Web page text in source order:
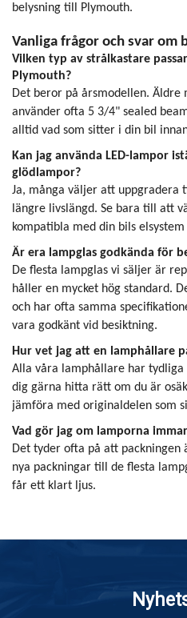
belysning till Plymouth.
Vanliga frågor och svar om
Vilken typ av strålkastare
Plymouth?
Det beror på årsmodellen.
använder ofta 5 3/4" sealed
alltid vad som sitter i din bil
Kan jag använda LED-lampor
glödlampor?
Ja, många väljer att uppgradera
längre livslängd. Se bara till att
kompatibla med din bils
Är era lampglas godkända för
De flesta lampglas vi säljer är
håller en mycket hög standard.
och har ofta samma
vara godkänt vid besiktning.
Hur vet jag att en lamphållare
Alla våra lamphållare har
dig gärna hitta rätt om du är
jämföra med originaldelen som
Vad gör jag om lamporna
Det tyder ofta på att packningen
nya packningar till de flesta
får ett klart ljus.